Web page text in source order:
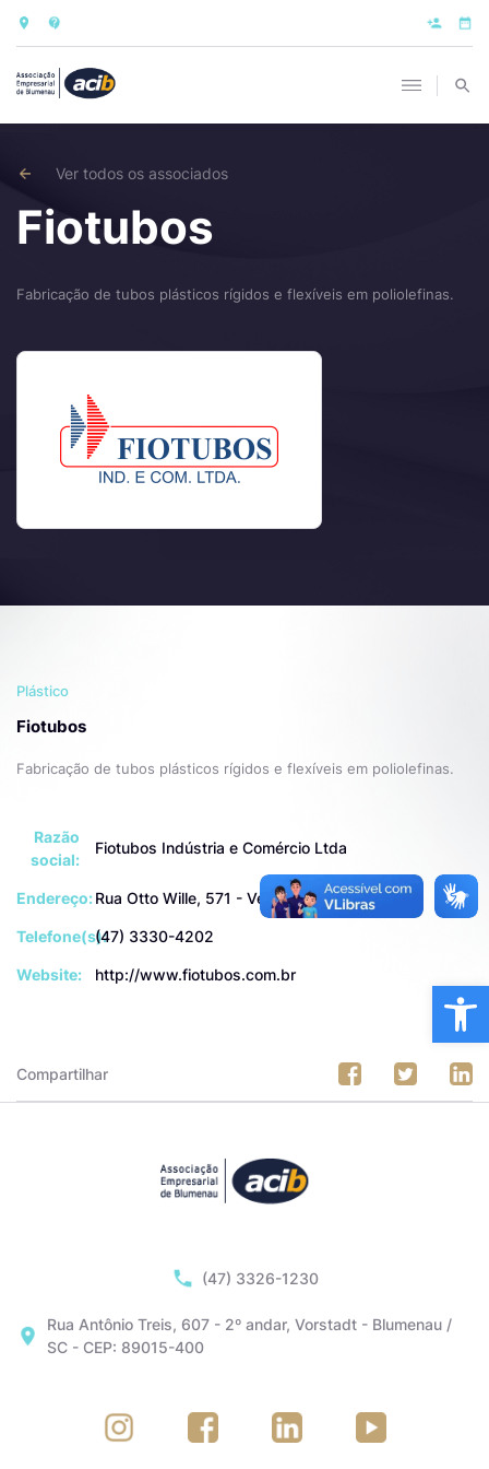
Ver todos os associados
Fiotubos
Fabricação de tubos plásticos rígidos e flexíveis em poliolefinas.
Plástico
Fiotubos
Fabricação de tubos plásticos rígidos e flexíveis em poliolefinas.
Razão
social:
Fiotubos Indústria e Comércio Ltda
Endereço:Rua Otto Wille, 571 - Velha, Blumenau
Telefone(s):(47) 3330-4202
Website: http://www.fiotubos.com.br
Compartilhar
(47) 3326-1230
Rua Antônio Treis, 607 - 2º andar, Vorstadt - Blumenau /
SC - CEP: 89015-400